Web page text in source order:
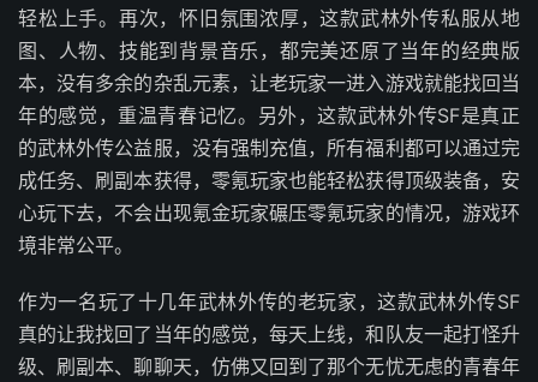
轻松上手。再次，怀旧氛围浓厚，这款武林外传私服从地
图、人物、技能到背景音乐，都完美还原了当年的经典版
本，没有多余的杂乱元素，让老玩家一进入游戏就能找回当
年的感觉，重温青春记忆。另外，这款武林外传SF是真正
的武林外传公益服，没有强制充值，所有福利都可以通过完
成任务、刷副本获得，零氪玩家也能轻松获得顶级装备，安
心玩下去，不会出现氪金玩家碾压零氪玩家的情况，游戏环
境非常公平。
作为一名玩了十几年武林外传的老玩家，这款武林外传SF
真的让我找回了当年的感觉，每天上线，和队友一起打怪升
级、刷副本、聊聊天，仿佛又回到了那个无忧无虑的青春年